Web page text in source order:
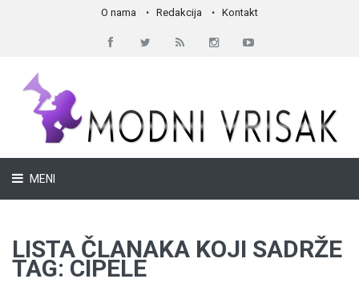
O nama Redakcija Kontakt
MENI
LISTA ČLANAKA KOJI SADRŽE
TAG: CIPELE